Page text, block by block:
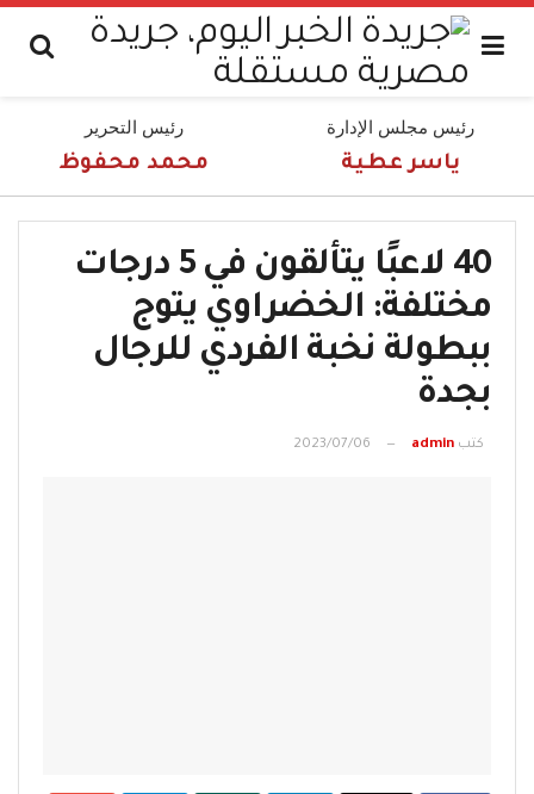
رئيس مجلس الإدارة
ياسر عطية
رئيس التحرير
محمد محفوظ
40 لاعبًا يتألقون في 5 درجات
مختلفة: الخضراوي يتوج
ببطولة نخبة الفردي للرجال
بجدة
كتب admin
2023/07/06